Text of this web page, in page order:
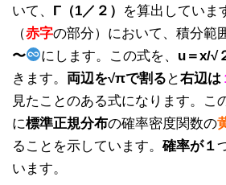
いて、 Γ（1／２）
を算出していま
（赤字の部分）において、積分範
〜
にします。この式を、 u＝x/√
きます。 両辺を√πで割る と右辺は
見たことのある式になります。こ
に標準正規分布の確率密度関数の
ることを示しています。 確率が１
います。